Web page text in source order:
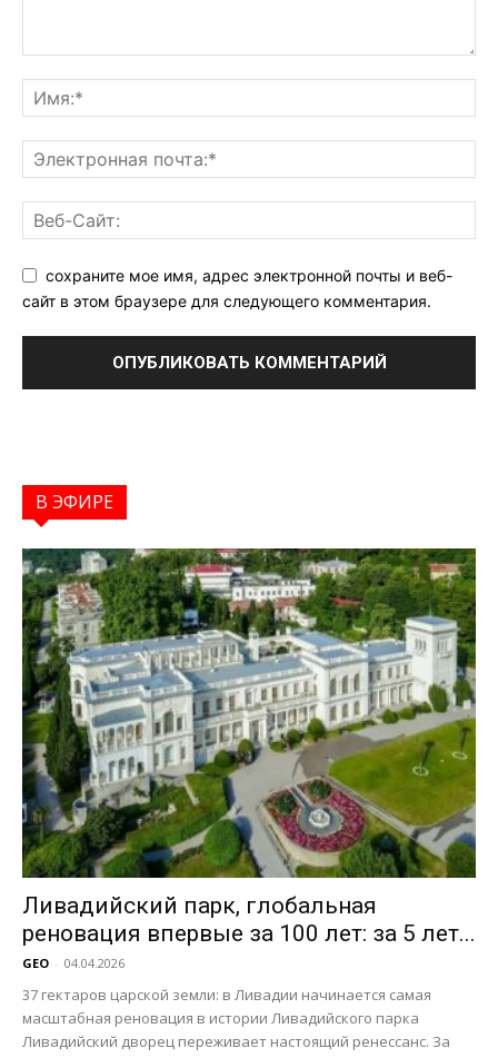
сохраните мое имя, адрес электронной почты и веб-
сайт в этом браузере для следующего комментария.
В ЭФИРЕ
Ливадийский парк, глобальная
реновация впервые за 100 лет: за 5 лет...
GEO - 04.04.2026
37 гектаров царской земли: в Ливадии начинается самая
масштабная реновация в истории Ливадийского парка
Ливадийский дворец переживает настоящий ренессанс. За